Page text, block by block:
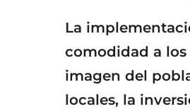
La
comodidad a los
imagen del
locales, la